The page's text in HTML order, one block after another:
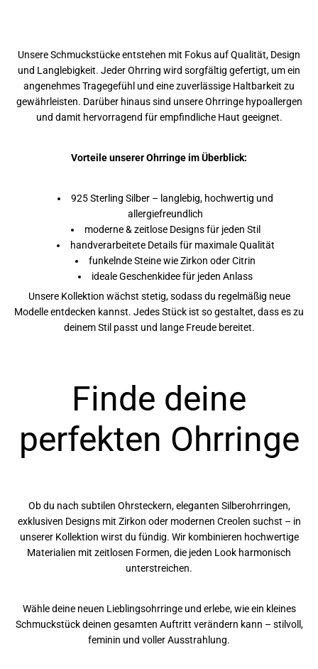
Unsere Schmuckstücke entstehen mit Fokus auf Qualität, Design
und Langlebigkeit. Jeder Ohrring wird sorgfältig gefertigt, um ein
angenehmes Tragegefühl und eine zuverlässige Haltbarkeit zu
gewährleisten. Darüber hinaus sind unsere Ohrringe hypoallergen
und damit hervorragend für empfindliche Haut geeignet.
Vorteile unserer Ohrringe im Überblick:
925 Sterling Silber – langlebig, hochwertig und
allergiefreundlich
moderne & zeitlose Designs für jeden Stil
handverarbeitete Details für maximale Qualität
funkelnde Steine wie Zirkon oder Citrin
ideale Geschenkidee für jeden Anlass
Unsere Kollektion wächst stetig, sodass du regelmäßig neue
Modelle entdecken kannst. Jedes Stück ist so gestaltet, dass es zu
deinem Stil passt und lange Freude bereitet.
Finde deine
perfekten Ohrringe
Ob du nach subtilen Ohrsteckern, eleganten Silberohrringen,
exklusiven Designs mit Zirkon oder modernen Creolen suchst – in
unserer Kollektion wirst du fündig. Wir kombinieren hochwertige
Materialien mit zeitlosen Formen, die jeden Look harmonisch
unterstreichen.
Wähle deine neuen Lieblingsohrringe und erlebe, wie ein kleines
Schmuckstück deinen gesamten Auftritt verändern kann – stilvoll,
feminin und voller Ausstrahlung.